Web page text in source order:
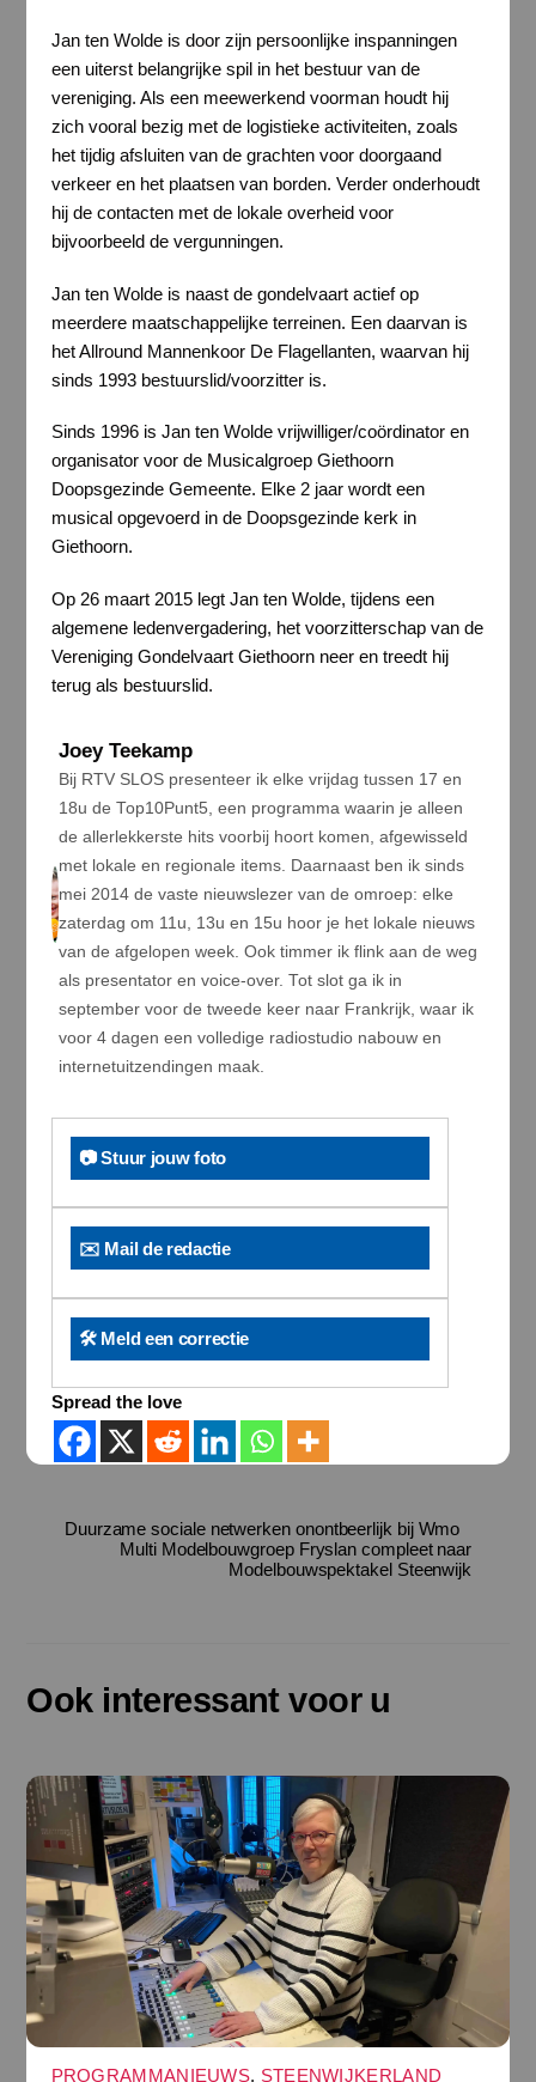
Jan ten Wolde is door zijn persoonlijke inspanningen
een uiterst belangrijke spil in het bestuur van de
vereniging. Als een meewerkend voorman houdt hij
zich vooral bezig met de logistieke activiteiten, zoals
het tijdig afsluiten van de grachten voor doorgaand
verkeer en het plaatsen van borden. Verder onderhoudt
hij de contacten met de lokale overheid voor
bijvoorbeeld de vergunningen.
Jan ten Wolde is naast de gondelvaart actief op
meerdere maatschappelijke terreinen. Een daarvan is
het Allround Mannenkoor De Flagellanten, waarvan hij
sinds 1993 bestuurslid/voorzitter is.
Sinds 1996 is Jan ten Wolde vrijwilliger/coördinator en
organisator voor de Musicalgroep Giethoorn
Doopsgezinde Gemeente. Elke 2 jaar wordt een
musical opgevoerd in de Doopsgezinde kerk in
Giethoorn.
Op 26 maart 2015 legt Jan ten Wolde, tijdens een
algemene ledenvergadering, het voorzitterschap van de
Vereniging Gondelvaart Giethoorn neer en treedt hij
terug als bestuurslid.
Joey Teekamp
Bij RTV SLOS presenteer ik elke vrijdag tussen 17 en
18u de Top10Punt5, een programma waarin je alleen
de allerlekkerste hits voorbij hoort komen, afgewisseld
met lokale en regionale items. Daarnaast ben ik sinds
mei 2014 de vaste nieuwslezer van de omroep: elke
zaterdag om 11u, 13u en 15u hoor je het lokale nieuws
van de afgelopen week. Ook timmer ik flink aan de weg
als presentator en voice-over. Tot slot ga ik in
september voor de tweede keer naar Frankrijk, waar ik
voor 4 dagen een volledige radiostudio nabouw en
internetuitzendingen maak.
📷 Stuur jouw foto
✉️ Mail de redactie
🛠️ Meld een correctie
Spread the love
Duurzame sociale netwerken onontbeerlijk bij Wmo
Multi Modelbouwgroep Fryslan compleet naar
Modelbouwspektakel Steenwijk
Ook interessant voor u
PROGRAMMANIEUWS, STEENWIJKERLAND